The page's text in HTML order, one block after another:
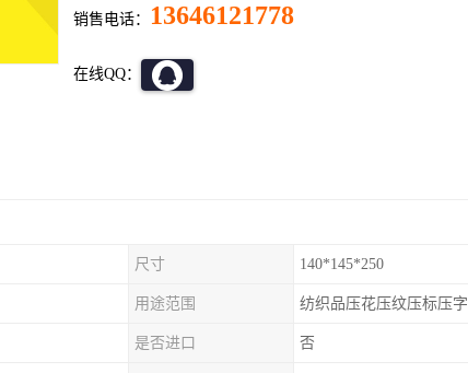
销售电话： 13646121778
在线QQ：
尺寸 140*145*250
用途范围 纺织品压花压纹压标压字
是否进口 否